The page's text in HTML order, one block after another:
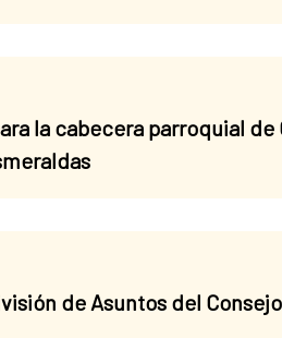
la cabecera parroquial de
de Asuntos del